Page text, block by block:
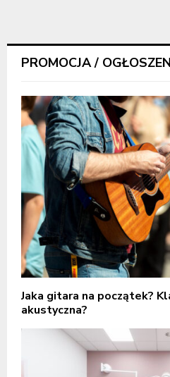
PROMOCJA /
Jaka gitara na początek?
akustyczna?